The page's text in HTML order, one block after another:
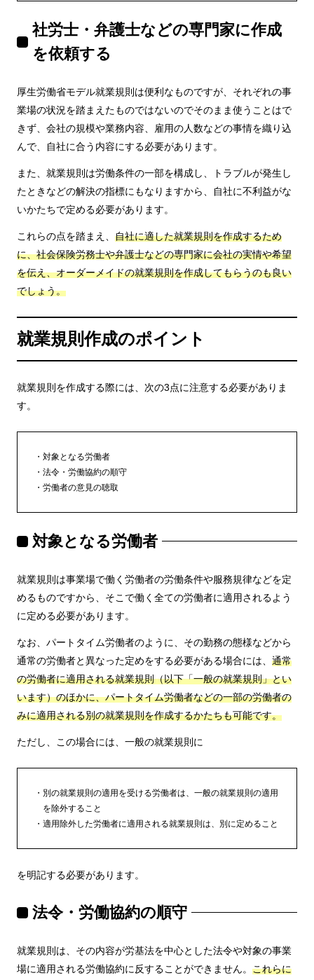
社労士・弁護士などの専門家に作成
を依頼する
厚生労働省モデル就業規則は便利なものですが、それぞれの事
業場の状況を踏まえたものではないのでそのまま使うことはで
きず、会社の規模や業務内容、雇用の人数などの事情を織り込
んで、自社に合う内容にする必要があります。
また、就業規則は労働条件の一部を構成し、トラブルが発生し
たときなどの解決の指標にもなりますから、自社に不利益がな
いかたちで定める必要があります。
これらの点を踏まえ、 自社に適した就業規則を作成するため
に、社会保険労務士や弁護士などの専門家に会社の実情や希望
を伝え、オーダーメイドの就業規則を作成してもらうのも良い
でしょう。
就業規則作成のポイント
就業規則を作成する際には、次の3点に注意する必要がありま
す。
対象となる労働者
法令・労働協約の順守
労働者の意見の聴取
対象となる労働者
就業規則は事業場で働く労働者の労働条件や服務規律などを定
めるものですから、そこで働く全ての労働者に適用されるよう
に定める必要があります。
なお、パートタイム労働者のように、その勤務の態様などから
通常の労働者と異なった定めをする必要がある場合には、 通常
の労働者に適用される就業規則（以下「一般の就業規則」とい
います）のほかに、パートタイム労働者などの一部の労働者の
みに適用される別の就業規則を作成するかたちも可能です。
ただし、この場合には、一般の就業規則に
別の就業規則の適用を受ける労働者は、一般の就業規則の適用
を除外すること
適用除外した労働者に適用される就業規則は、別に定めること
を明記する必要があります。
法令・労働協約の順守
就業規則は、その内容が労基法を中心とした法令や対象の事業
場に適用される労働協約に反することができません。 これらに